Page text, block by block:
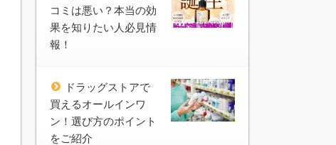
コミは悪い？本当の効
果を知りたい人必見情
報！
ドラッグストアで
買えるオールインワ
ン！選び方のポイント
をご紹介